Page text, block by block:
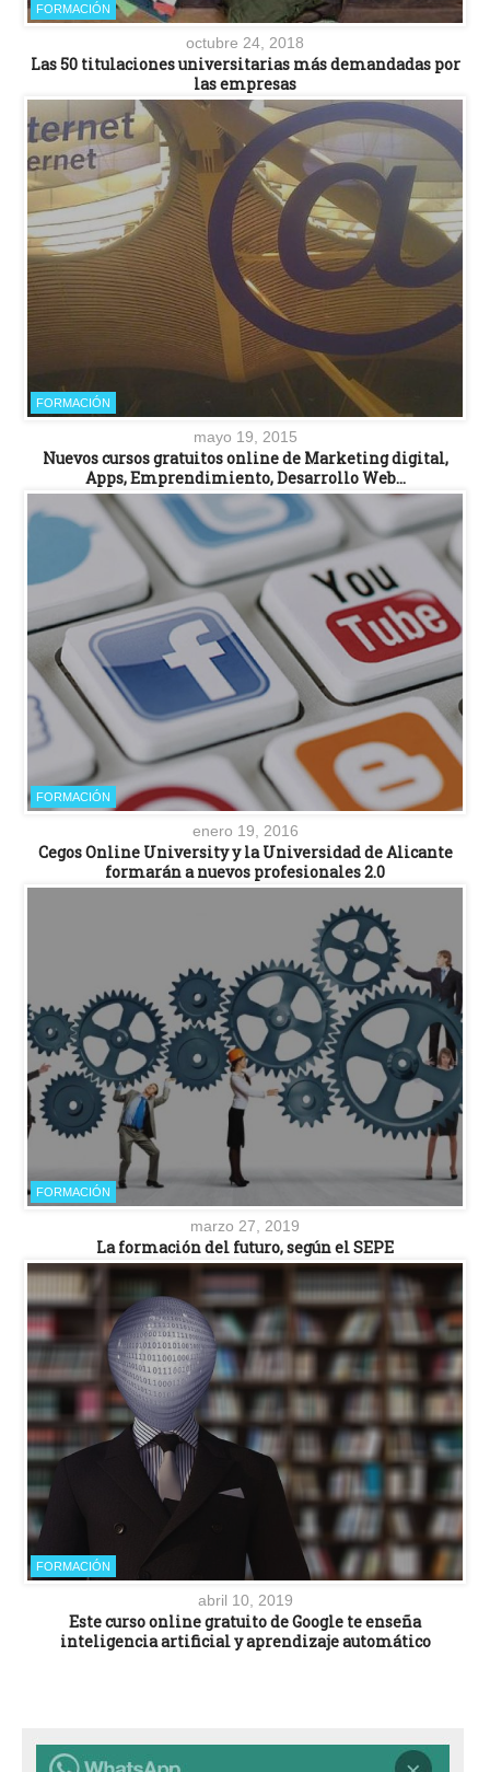
FORMACIÓN
octubre 24, 2018
Las 50 titulaciones universitarias más demandadas por
las empresas
FORMACIÓN
mayo 19, 2015
Nuevos cursos gratuitos online de Marketing digital,
Apps, Emprendimiento, Desarrollo Web…
FORMACIÓN
enero 19, 2016
Cegos Online University y la Universidad de Alicante
formarán a nuevos profesionales 2.0
FORMACIÓN
marzo 27, 2019
La formación del futuro, según el SEPE
FORMACIÓN
abril 10, 2019
Este curso online gratuito de Google te enseña
inteligencia artificial y aprendizaje automático